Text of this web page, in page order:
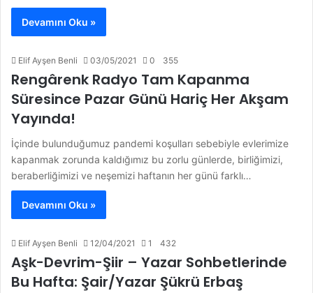
Devamını Oku »
Elif Ayşen Benli 03/05/2021 0 355
Rengârenk Radyo Tam Kapanma
Süresince Pazar Günü Hariç Her Akşam
Yayında!
İçinde bulunduğumuz pandemi koşulları sebebiyle evlerimize
kapanmak zorunda kaldığımız bu zorlu günlerde, birliğimizi,
beraberliğimizi ve neşemizi haftanın her günü farklı…
Devamını Oku »
Elif Ayşen Benli 12/04/2021 1 432
Aşk-Devrim-Şiir – Yazar Sohbetlerinde
Bu Hafta: Şair/Yazar Şükrü Erbaş